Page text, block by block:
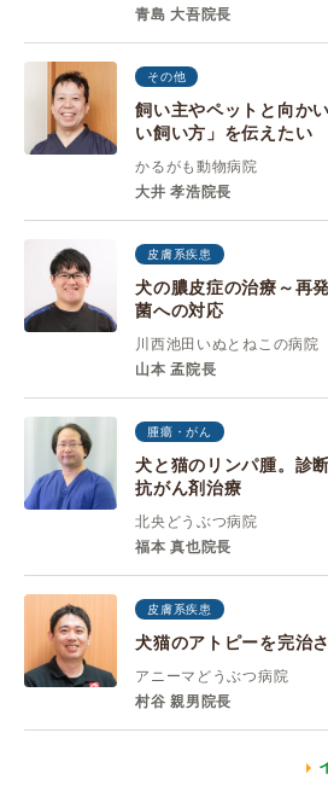
青島 大吾院長
その他
飼い主やペットと向か
い飼い方」を伝えたい
かるがも動物病院
大井 孝浩院長
皮膚系疾患
犬の膿皮症の治療～再
菌への対応
川西池田いぬとねこの病院
山本 孟院長
腫瘍・がん
犬と猫のリンパ腫。診
抗がん剤治療
北央どうぶつ病院
福本 真也院長
皮膚系疾患
犬猫のアトピーを完治
アニーマどうぶつ病院
村谷 親男院長